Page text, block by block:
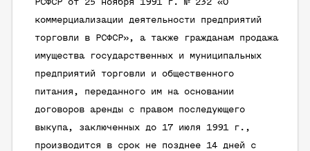
коммерциализации деятельности предприятий
торговли в РСФСР», а также гражданам продажа
имущества государственных и муниципальных
предприятий торговли и общественного
питания, переданного им на основании
договоров аренды с правом последующего
выкупа, заключенных до 17 июля 1991 г.,
производится в срок не позднее 14 дней с